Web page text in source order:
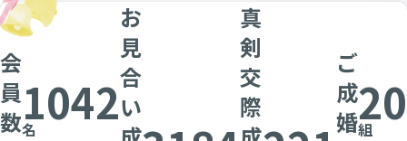
会
員
数1042
名
お
見
合
い
真
剣
交
際
ご
成
婚20
組